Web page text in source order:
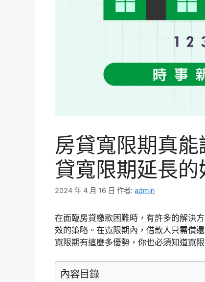
房貸寬限期真
貸寬限期延長
2024 年 4 月 16 日 作者: admin
在面臨房貸繳款困難時，有許多的解決
效的策略。在寬限期內，借款人只需償
寬限期有這麼多優勢，你也必須知道寬
內容目錄